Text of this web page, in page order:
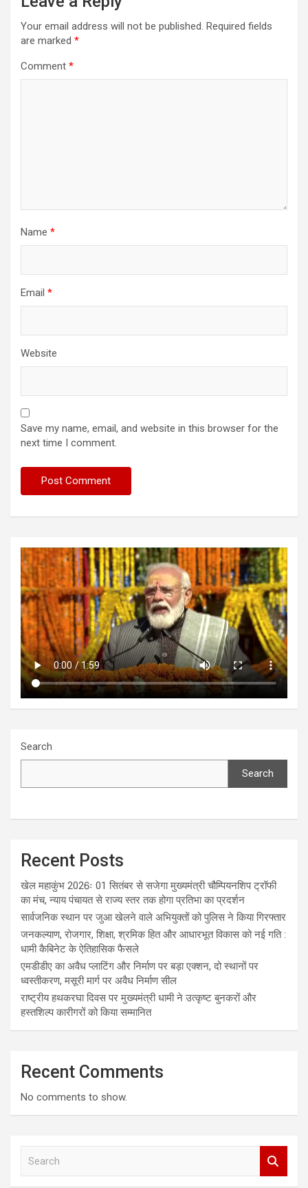
Your email address will not be published. Required fields
are marked *
Comment *
Name *
Email *
Website
Save my name, email, and website in this browser for the
next time I comment.
Search
Search
Recent Posts
खेल महाकुंभ 2026ः 01 सितंबर से सजेगा मुख्यमंत्री चौम्पियनशिप ट्रॉफी
का मंच, न्याय पंचायत से राज्य स्तर तक होगा प्रतिभा का प्रदर्शन
सार्वजनिक स्थान पर जुआ खेलने वाले अभियुक्तों को पुलिस ने किया गिरफ्तार
जनकल्याण, रोजगार, शिक्षा, श्रमिक हित और आधारभूत विकास को नई गति :
धामी कैबिनेट के ऐतिहासिक फैसले
एमडीडीए का अवैध प्लाटिंग और निर्माण पर बड़ा एक्शन, दो स्थानों पर
ध्वस्तीकरण, मसूरी मार्ग पर अवैध निर्माण सील
राष्ट्रीय हथकरघा दिवस पर मुख्यमंत्री धामी ने उत्कृष्ट बुनकरों और
हस्तशिल्प कारीगरों को किया सम्मानित
Recent Comments
No comments to show.